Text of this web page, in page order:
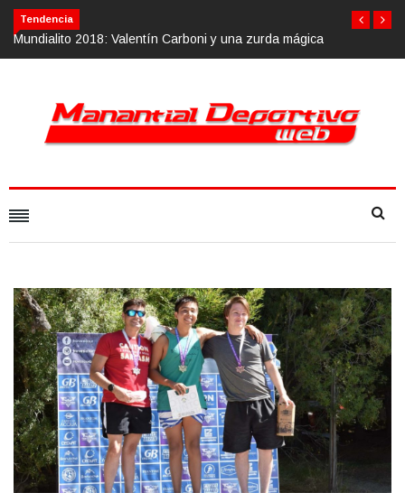
Tendencia
Calvario Race 2018, 10 de noviembre